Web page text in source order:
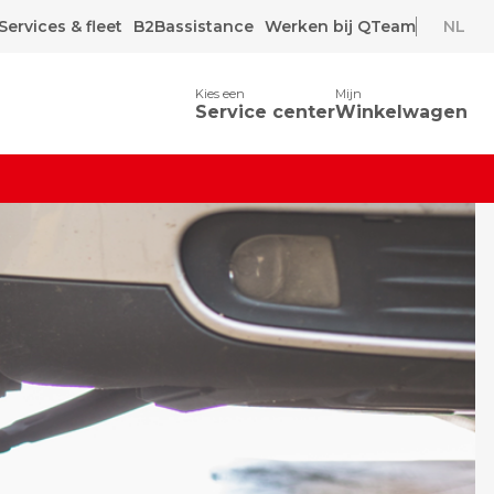
& fleet B2Bassistance Werken bij QTeam NL
Kies een
Service center
Mijn
Winkelwagen